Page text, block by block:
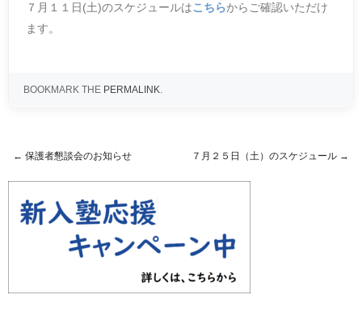
７月１１日(土)のスケジュールはこちらからご確認いただけ
ます。
BOOKMARK THE PERMALINK.
Post navigation
← 保護者懇談会のお知らせ ７月２５日（土）のスケジュール →